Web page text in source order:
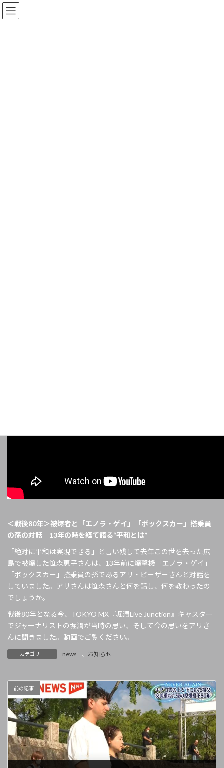
＜戦後80年＞被爆者と「エノラ・ゲイ」「ボックスカー」搭乗員
の孫の対話 13年の時を経て語る“平和とは”
「絶対に平和は実現できる」と言い残して去年この世を去った広
島で被爆した笹森恵子さんは、13年前に爆撃機「エノラ・ゲイ」
「ボックスカー」搭乗員の孫であるアリ・ビーザーさんと対話を
していました。アリさんは笹森さんと何を話し、何を教わったの
でしょうか。
戦後80年となる今、TOKYO MX『堀潤Live Junction』キャスター
でジャーナリストの堀潤が当時の思い、そして今の思いをアリさ
んに聞きました。動画でご覧ください。
カテゴリー news 、 お知らせ
前の記事